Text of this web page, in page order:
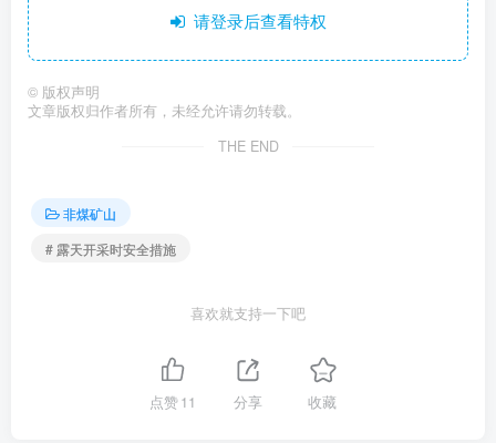
请登录后查看特权
© 版权声明
文章版权归作者所有，未经允许请勿转载。
THE END
非煤矿山
# 露天开采时安全措施
喜欢就支持一下吧
点赞11 分享 收藏